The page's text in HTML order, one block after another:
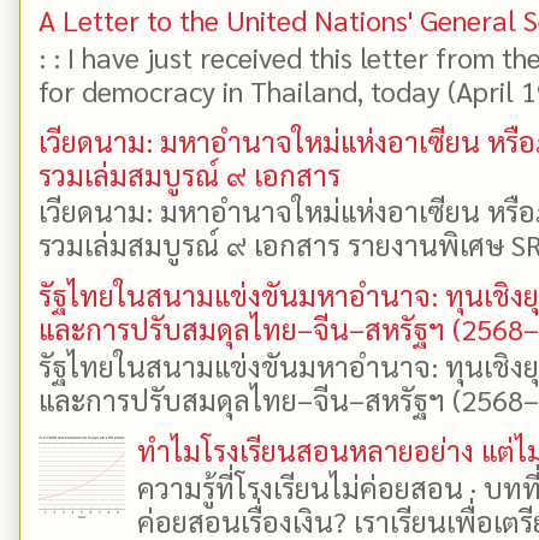
A Letter to the United Nations' General
: : I have just received this letter from
for democracy in Thailand, today (April
เวียดนาม: มหาอำนาจใหม่แห่งอาเซียน ห
รวมเล่มสมบูรณ์ ๙ เอกสาร
เวียดนาม: มหาอำนาจใหม่แห่งอาเซียน ห
รวมเล่มสมบูรณ์ ๙ เอกสาร รายงานพิเศษ
รัฐไทยในสนามแข่งขันมหาอำนาจ: ทุนเชิง
และการปรับสมดุลไทย–จีน–สหรัฐฯ
รัฐไทยในสนามแข่งขันมหาอำนาจ: ทุนเชิง
และการปรับสมดุลไทย–จีน–สหรัฐฯ
ทำไมโรงเรียนสอนหลายอย่าง แต่ไ
ความรู้ที่โรงเรียนไม่ค่อยสอน · บ
ค่อยสอนเรื่องเงิน? เราเรียนเพื่อเต